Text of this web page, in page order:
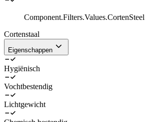
Component.Filters.Values.CortenSteel
Cortenstaal
Eigenschappen
Hygiënisch
Vochtbestendig
Lichtgewicht